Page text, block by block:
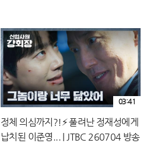
정체 의심까지?!⚡ 풀려난 정재성에게
납치된 이준영... | JTBC 260704 방송
03:41